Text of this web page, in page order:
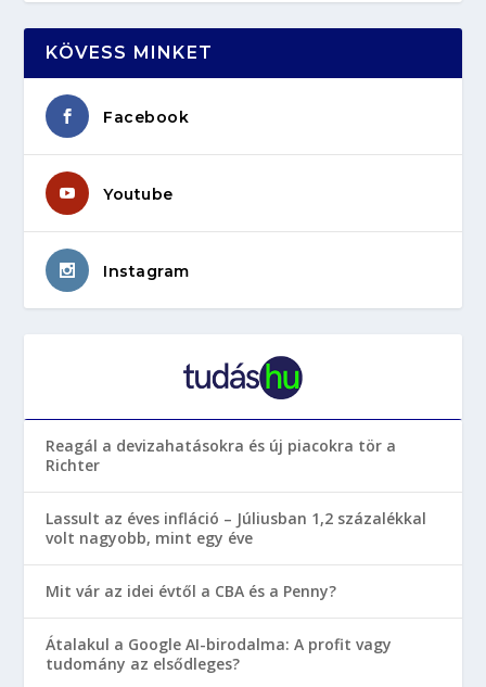
KÖVESS MINKET
Facebook
Youtube
Instagram
Reagál a devizahatásokra és új piacokra tör a
Richter
Lassult az éves infláció – Júliusban 1,2 százalékkal
volt nagyobb, mint egy éve
Mit vár az idei évtől a CBA és a Penny?
Átalakul a Google AI-birodalma: A profit vagy
tudomány az elsődleges?